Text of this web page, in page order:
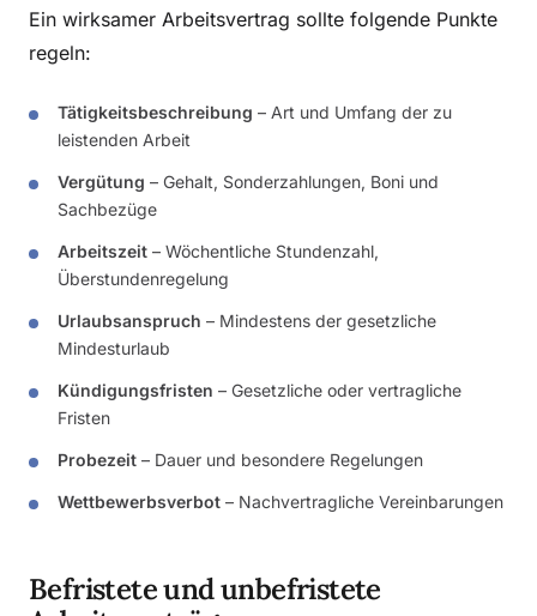
Ein wirksamer Arbeitsvertrag sollte folgende Punkte
regeln:
Tätigkeitsbeschreibung – Art und Umfang der zu
leistenden Arbeit
Vergütung – Gehalt, Sonderzahlungen, Boni und
Sachbezüge
Arbeitszeit – Wöchentliche Stundenzahl,
Überstundenregelung
Urlaubsanspruch – Mindestens der gesetzliche
Mindesturlaub
Kündigungsfristen – Gesetzliche oder vertragliche
Fristen
Probezeit – Dauer und besondere Regelungen
Wettbewerbsverbot – Nachvertragliche Vereinbarungen
Befristete und unbefristete